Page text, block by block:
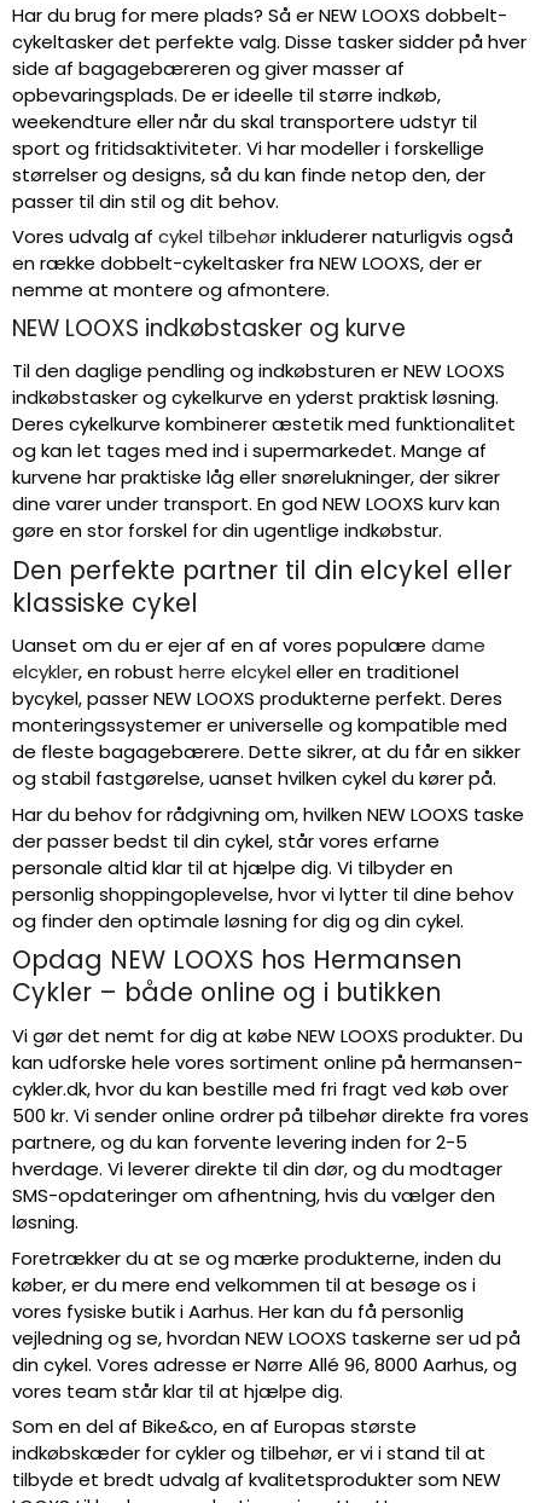
Har du brug for mere plads? Så er NEW LOOXS dobbelt-
cykeltasker det perfekte valg. Disse tasker sidder på hver
side af bagagebæreren og giver masser af
opbevaringsplads. De er ideelle til større indkøb,
weekendture eller når du skal transportere udstyr til
sport og fritidsaktiviteter. Vi har modeller i forskellige
størrelser og designs, så du kan finde netop den, der
passer til din stil og dit behov.
Vores udvalg af cykel tilbehørinkluderer naturligvis også
en række dobbelt-cykeltasker fra NEW LOOXS, der er
nemme at montere og afmontere.
NEW LOOXS indkøbstasker og kurve
Til den daglige pendling og indkøbsturen er NEW LOOXS
indkøbstasker og cykelkurve en yderst praktisk løsning.
Deres cykelkurve kombinerer æstetik med funktionalitet
og kan let tages med ind i supermarkedet. Mange af
kurvene har praktiske låg eller snørelukninger, der sikrer
dine varer under transport. En god NEW LOOXS kurv kan
gøre en stor forskel for din ugentlige indkøbstur.
Den perfekte partner til din elcykel eller
klassiske cykel
Uanset om du er ejer af en af vores populære dame
elcykler, en robust herre elcykeleller en traditionel
bycykel, passer NEW LOOXS produkterne perfekt. Deres
monteringssystemer er universelle og kompatible med
de fleste bagagebærere. Dette sikrer, at du får en sikker
og stabil fastgørelse, uanset hvilken cykel du kører på.
Har du behov for rådgivning om, hvilken NEW LOOXS taske
der passer bedst til din cykel, står vores erfarne
personale altid klar til at hjælpe dig. Vi tilbyder en
personlig shoppingoplevelse, hvor vi lytter til dine behov
og finder den optimale løsning for dig og din cykel.
Opdag NEW LOOXS hos Hermansen
Cykler – både online og i butikken
Vi gør det nemt for dig at købe NEW LOOXS produkter. Du
kan udforske hele vores sortiment online på hermansen-
cykler.dk, hvor du kan bestille med fri fragt ved køb over
500 kr. Vi sender online ordrer på tilbehør direkte fra vores
partnere, og du kan forvente levering inden for 2-5
hverdage. Vi leverer direkte til din dør, og du modtager
SMS-opdateringer om afhentning, hvis du vælger den
løsning.
Foretrækker du at se og mærke produkterne, inden du
køber, er du mere end velkommen til at besøge os i
vores fysiske butik i Aarhus. Her kan du få personlig
vejledning og se, hvordan NEW LOOXS taskerne ser ud på
din cykel. Vores adresse er Nørre Allé 96, 8000 Aarhus, og
vores team står klar til at hjælpe dig.
Som en del af Bike&co, en af Europas største
indkøbskæder for cykler og tilbehør, er vi i stand til at
tilbyde et bredt udvalg af kvalitetsprodukter som NEW